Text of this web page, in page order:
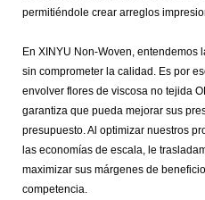
permitiéndole crear arreglos
En XINYU Non-Woven,
sin comprometer la calidad. Es por
envolver flores de viscosa no tejida
garantiza que pueda mejorar sus
presupuesto. Al optimizar nuestros
las economías de escala, le
maximizar sus márgenes de
competencia.